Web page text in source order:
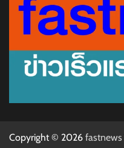
Copyright © 2026 fastnews